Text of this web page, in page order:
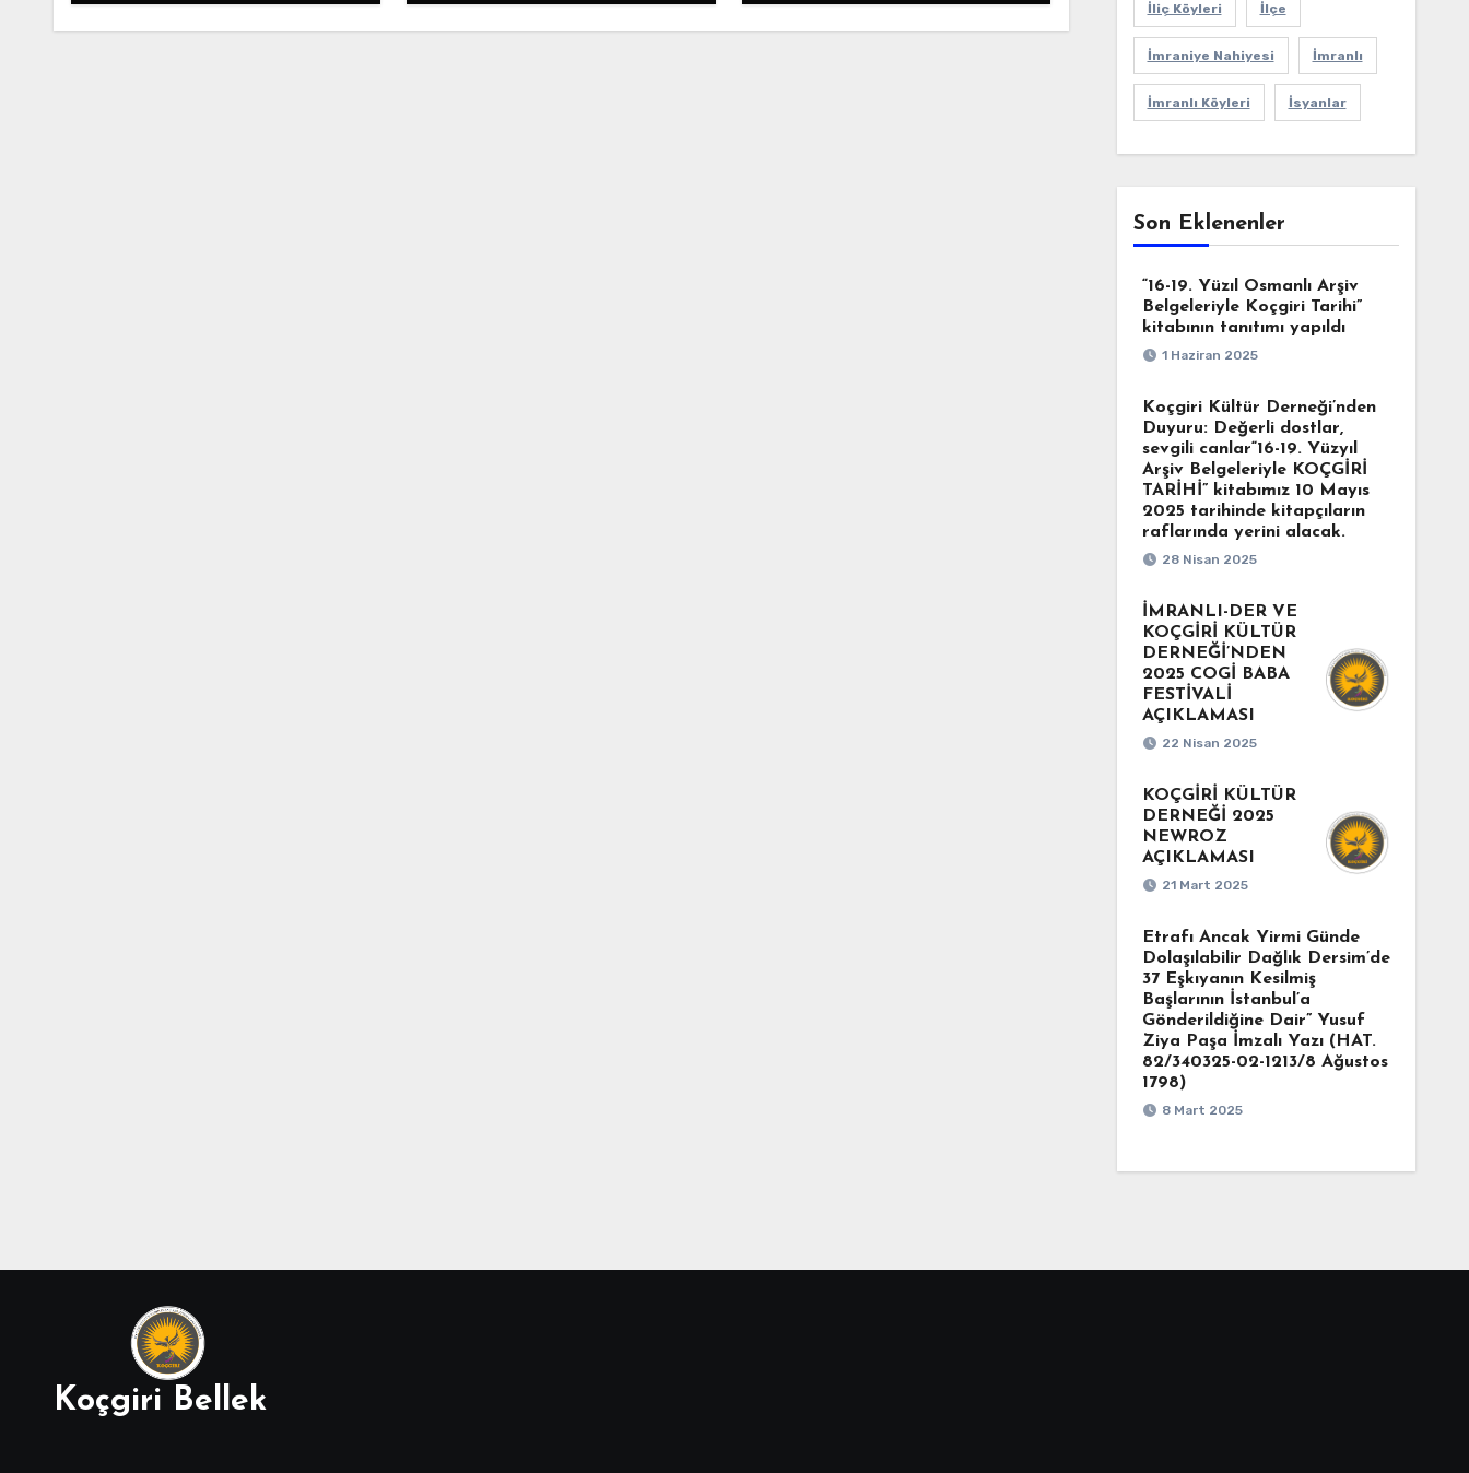
İliç Köyleri İlçe
İmraniye Nahiyesi İmranlı
İmranlı Köyleri İsyanlar
Son Eklenenler
“16-19. Yüzıl Osmanlı Arşiv
Belgeleriyle Koçgiri Tarihi”
kitabının tanıtımı yapıldı
1 Haziran 2025
Koçgiri Kültür Derneği’nden
Duyuru: Değerli dostlar,
sevgili canlar“16-19. Yüzyıl
Arşiv Belgeleriyle KOÇGİRİ
TARİHİ” kitabımız 10 Mayıs
2025 tarihinde kitapçıların
raflarında yerini alacak.
28 Nisan 2025
İMRANLI-DER VE
KOÇGİRİ KÜLTÜR
DERNEĞİ’NDEN
2025 COGİ BABA
FESTİVALİ
AÇIKLAMASI
22 Nisan 2025
KOÇGİRİ KÜLTÜR
DERNEĞİ 2025
NEWROZ
AÇIKLAMASI
21 Mart 2025
Etrafı Ancak Yirmi Günde
Dolaşılabilir Dağlık Dersim’de
37 Eşkıyanın Kesilmiş
Başlarının İstanbul’a
Gönderildiğine Dair” Yusuf
Ziya Paşa İmzalı Yazı (HAT.
82/340325-02-1213/8 Ağustos
1798)
8 Mart 2025
Koçgiri Bellek